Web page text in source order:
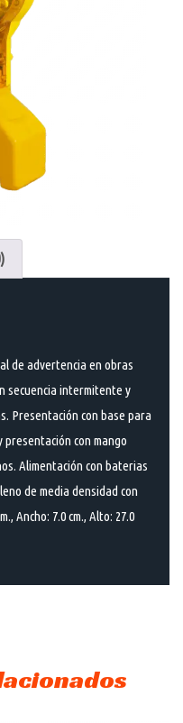
de advertencia en obras
secuencia intermitente y
Presentación con base para
con mango
Alimentación con baterias
de media densidad con
Ancho: 7.0 cm., Alto: 27.0